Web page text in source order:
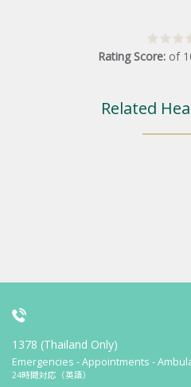
Rating Score: of
Related
1378 (Thailand Only)
Emergencies - Appointments -
24時間対応（英語）